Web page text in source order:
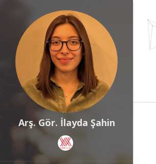
Arş. Gör. İlayda Şahin